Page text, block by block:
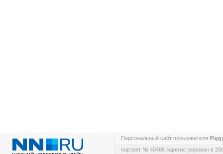
Персональный сайт пользователя
портрет № 40488 зарегистрирован в